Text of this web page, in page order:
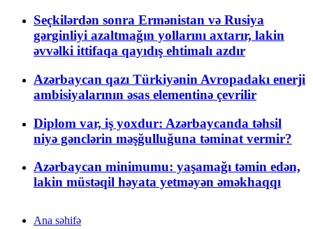
Seçkilərdən sonra Ermənistan və Rusiya
gərginliyi azaltmağın yollarını axtarır, lakin
əvvəlki ittifaqa qayıdış ehtimalı azdır
Azərbaycan qazı Türkiyənin Avropadakı enerji
ambisiyalarının əsas elementinə çevrilir
Diplom var, iş yoxdur: Azərbaycanda təhsil
niyə gənclərin məşğulluğuna təminat vermir?
Azərbaycan minimumu: yaşamağı təmin edən,
lakin müstəqil həyata yetməyən əməkhaqqı
Ana səhifə